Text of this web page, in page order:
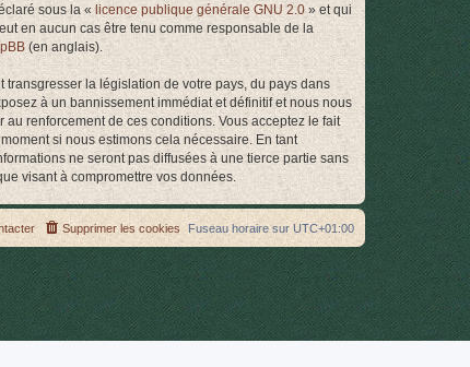
sous la «licence publique générale GNU 2.0 » et qui
en aucun cas être tenu comme responsable de la
(en anglais).
la législation de votre pays, du pays dans
à un bannissement immédiat et définitif et nous nous
au renforcement de ces conditions. Vous acceptez le fait
si nous estimons cela nécessaire. En tant
ne seront pas diffusées à une tierce partie sans
visant à compromettre vos données.
Fuseau horaire sur UTC+01:00
Supprimer les cookies